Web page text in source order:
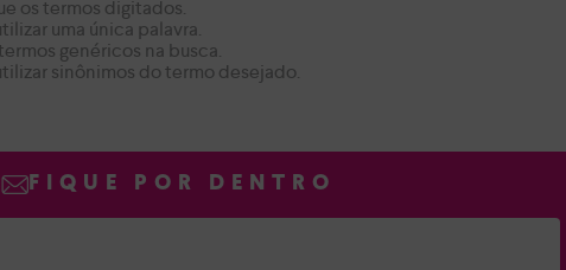
os termos digitados.
uma única palavra.
genéricos na busca.
sinônimos do termo desejado.
FIQUE POR DENTRO